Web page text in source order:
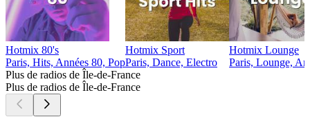
Hotmix 80's
Paris, Hits, Années 80, Pop
Hotmix Sport
Paris, Dance, Electro
Hotmix Lounge
Paris, Lounge,
Plus de radios de Île-de-France
Plus de radios de Île-de-France